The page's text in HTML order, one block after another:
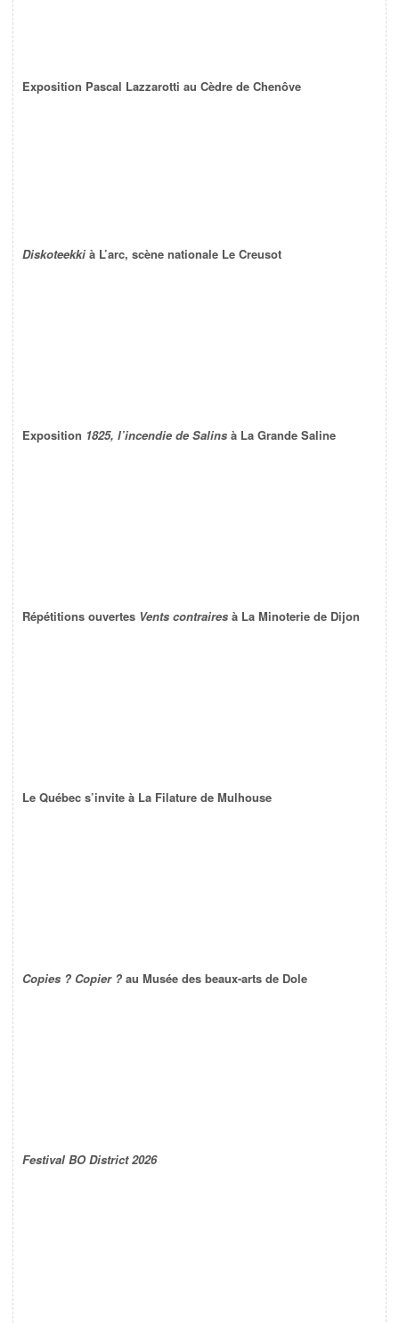
Exposition Pascal Lazzarotti au Cèdre de Chenôve
Diskoteekki à L’arc, scène nationale Le Creusot
Exposition 1825, l’incendie de Salins à La Grande Saline
Répétitions ouvertes Vents contraires à La Minoterie de Dijon
Le Québec s’invite à La Filature de Mulhouse
Copies ? Copier ? au Musée des beaux-arts de Dole
Festival BO District 2026